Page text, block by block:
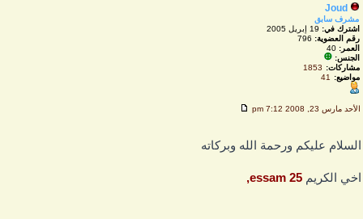
Joud
مشرف سابق
اشترك في:19 إبريل 2005
رقم العضوية:796
العمر: 40
الجنس:
مشاركات:
1853
مواضيع:
41
الأحد مارس 23, 2008 7:12 pm
عليكم ورحمة الله وبركاته
الكريم essam 25,